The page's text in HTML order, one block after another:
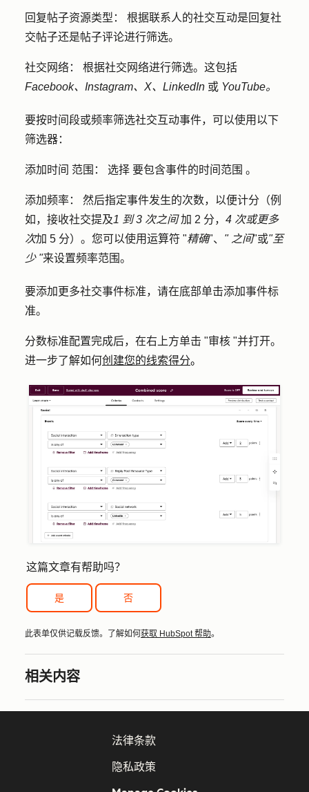
回复帖子资源类型：
根据联系人的社交互动是回复社
交帖子还是帖子评论进行筛选。
社交网络：
根据社交网络进行筛选。这包括
Facebook、Instagram、X、LinkedIn 或 YouTube。
要按时间段或频率筛选社交互动事件，可以使用以下
筛选器：
添加时间 范围 ： 选择 要包含事件的时间范围 。
添加频率： 然后指定事件发生的次数，以便计分（例
如，接收社交提及1 到 3 次之间加 2 分， 4 次或更多
次加 5 分）。您可以使用运算符 "精确"、 " 之间"或"至
少 "来设置频率范围。
要添加更多社交事件标准，请在底部单击添加事件标
准。
分数标准配置完成后，在右上方单击 "审核 "并打开。
进一步了解如何创建您的线索得分。
这篇文章有帮助吗？
是 否
此表单仅供记载反馈。了解如何 获取 HubSpot 帮助。
相关内容
法律条款
隐私政策